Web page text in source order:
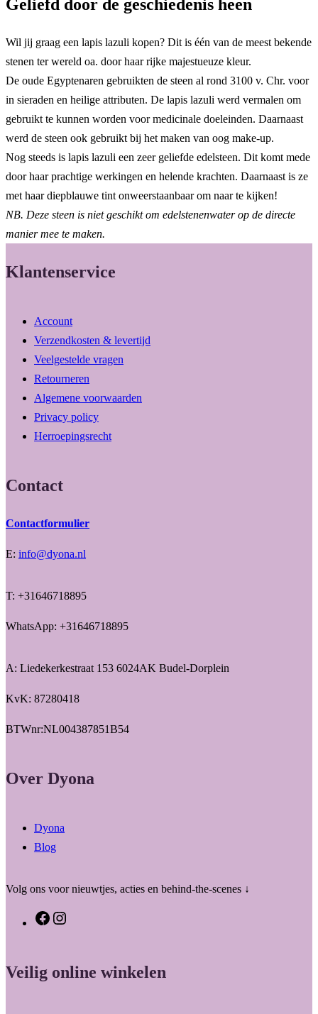
Geliefd door de geschiedenis heen
Wil jij graag een lapis lazuli kopen? Dit is één van de meest bekende
stenen ter wereld oa. door haar rijke majestueuze kleur.
De oude Egyptenaren gebruikten de steen al rond 3100 v. Chr. voor
in sieraden en heilige attributen. De lapis lazuli werd vermalen om
gebruikt te kunnen worden voor medicinale doeleinden. Daarnaast
werd de steen ook gebruikt bij het maken van oog make-up.
Nog steeds is lapis lazuli een zeer geliefde edelsteen. Dit komt mede
door haar prachtige werkingen en helende krachten. Daarnaast is ze
met haar diepblauwe tint onweerstaanbaar om naar te kijken!
NB. Deze steen is niet geschikt om edelstenenwater op de directe
manier mee te maken.
Klantenservice
Account
Verzendkosten & levertijd
Veelgestelde vragen
Retourneren
Algemene voorwaarden
Privacy policy
Herroepingsrecht
Contact
Contactformulier
E: info@dyona.nl
T: +31646718895
WhatsApp: +31646718895
A: Liedekerkestraat 153 6024AK Budel-Dorplein
KvK: 87280418
BTWnr:NL004387851B54
Over Dyona
Dyona
Blog
Volg ons voor nieuwtjes, acties en behind-the-scenes ↓
F
e
t
Veilig online winkelen